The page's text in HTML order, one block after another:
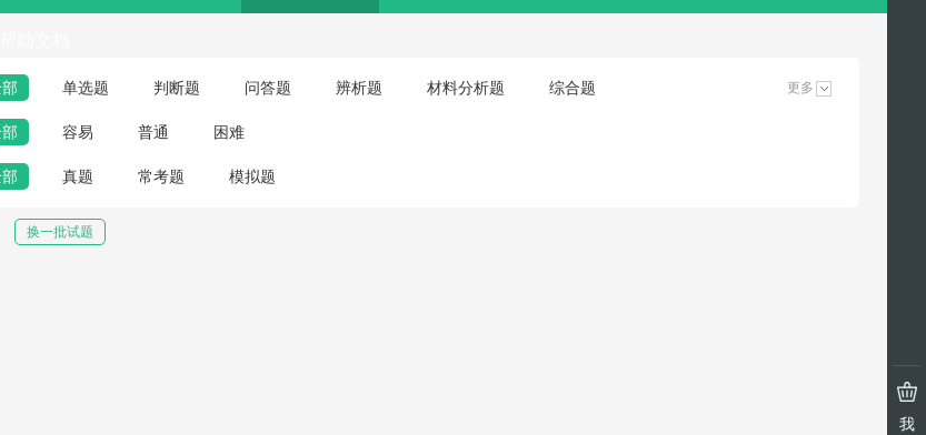
单选题 判断题 问答题 辨析题 材料分析题 综合题 更多
容易 普通 困难
真题 常考题 模拟题
换一批试题
我